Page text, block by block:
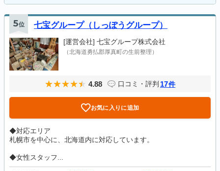
5位 七宝グループ（しっぽうグループ）
[運営会社] 七宝グループ株式会社
（北海道勇払郡厚真町の生前整理）
4.88 口コミ・評判 17件
お気に入りに追加
◆対応エリア
札幌市を中心に、北海道内に対応しています。
◆女性スタッフ...